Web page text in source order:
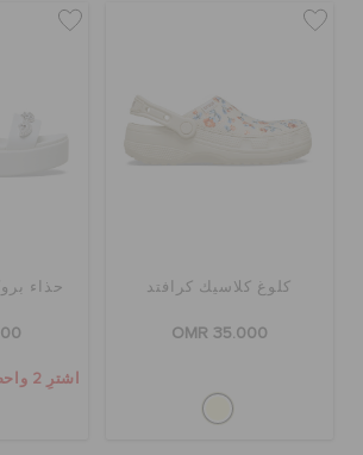
كلوغ كلاسيك كرافتد
OMR 35.000
حذاء
اشترِ 2 واحصل على 25% خصم